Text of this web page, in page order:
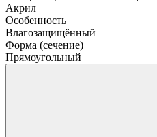
Акрил
Особенность
Влагозащищённый
Форма (сечение)
Прямоугольный